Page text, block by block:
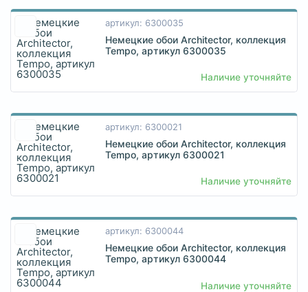
артикул: 6300035
Немецкие обои Architector, коллекция
Tempo, артикул 6300035
Наличие уточняйте
артикул: 6300021
Немецкие обои Architector, коллекция
Tempo, артикул 6300021
Наличие уточняйте
артикул: 6300044
Немецкие обои Architector, коллекция
Tempo, артикул 6300044
Наличие уточняйте